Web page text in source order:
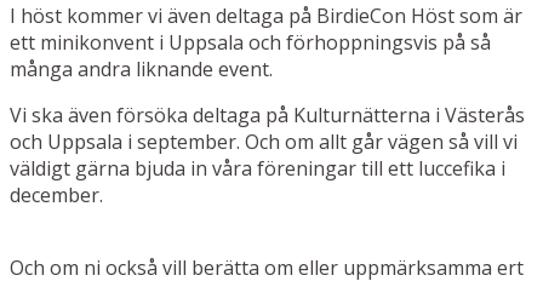
I höst kommer vi även deltaga på BirdieCon Höst som är
ett minikonvent i Uppsala och förhoppningsvis på så
många andra liknande event.
Vi ska även försöka deltaga på Kulturnätterna i Västerås
och Uppsala i september. Och om allt går vägen så vill vi
väldigt gärna bjuda in våra föreningar till ett luccefika i
december.
Och om ni också vill berätta om eller uppmärksamma ert